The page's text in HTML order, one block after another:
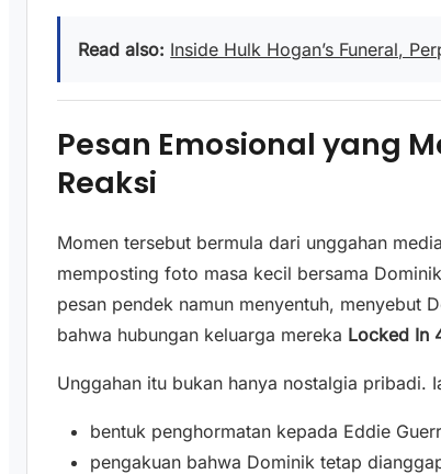
Read also: Inside Hulk Hogan’s Funeral,
Pesan Emosional yang
Reaksi
Momen tersebut bermula dari unggahan
memposting foto masa kecil bersama
pesan pendek namun menyentuh, menyebut
bahwa hubungan keluarga mereka Locked In
Unggahan itu bukan hanya nostalgia pribadi.
bentuk penghormatan kepada Eddie
pengakuan bahwa Dominik tetap